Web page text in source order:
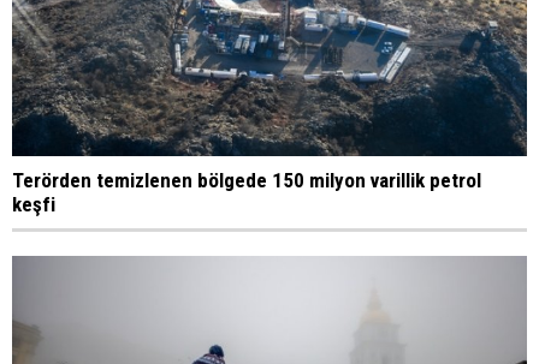
Terörden temizlenen bölgede 150 milyon varillik petrol
keşfi